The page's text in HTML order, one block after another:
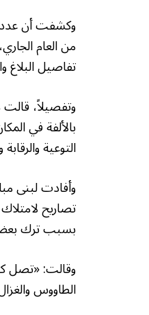
من العام
تفاصيل البلاغ
بالألفة في
التوعية
وأفادت لبنى
تصاريح
بسبب ترك بعض
وقالت: «تصل
الطاووس